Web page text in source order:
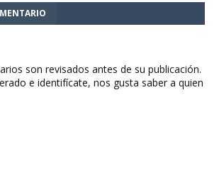
son revisados antes de su publicación.
e identifícate, nos gusta saber a quien